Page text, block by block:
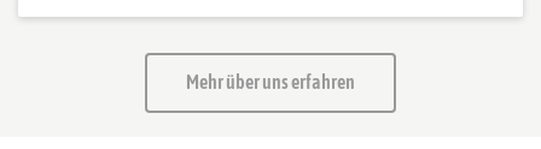
Mehr über uns erfahren